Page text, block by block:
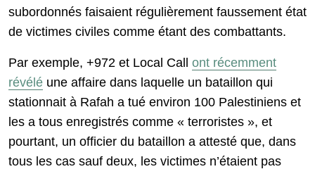
subordonnés faisaient régulièrement faussement état
de victimes civiles comme étant des combattants.
Par exemple, +972 et Local Call ont récemment
révélé une affaire dans laquelle un bataillon qui
stationnait à Rafah a tué environ 100 Palestiniens et
les a tous enregistrés comme « terroristes », et
pourtant, un officier du bataillon a attesté que, dans
tous les cas sauf deux, les victimes n’étaient pas